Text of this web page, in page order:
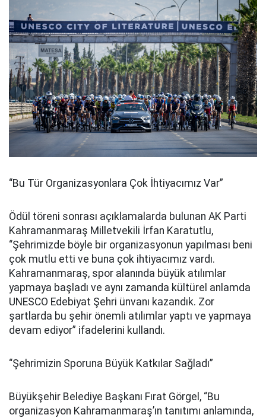
“Bu Tür Organizasyonlara Çok İhtiyacımız Var”
Ödül töreni sonrası açıklamalarda bulunan AK Parti
Kahramanmaraş Milletvekili İrfan Karatutlu,
“Şehrimizde böyle bir organizasyonun yapılması beni
çok mutlu etti ve buna çok ihtiyacımız vardı.
Kahramanmaraş, spor alanında büyük atılımlar
yapmaya başladı ve aynı zamanda kültürel anlamda
UNESCO Edebiyat Şehri ünvanı kazandık. Zor
şartlarda bu şehir önemli atılımlar yaptı ve yapmaya
devam ediyor” ifadelerini kullandı.
“Şehrimizin Sporuna Büyük Katkılar Sağladı”
Büyükşehir Belediye Başkanı Fırat Görgel, “Bu
organizasyon Kahramanmaraş’ın tanıtımı anlamında,